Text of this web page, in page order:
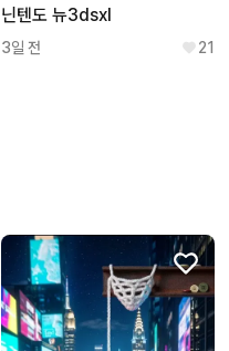
닌텐도 뉴3dsxl
3일 전 21